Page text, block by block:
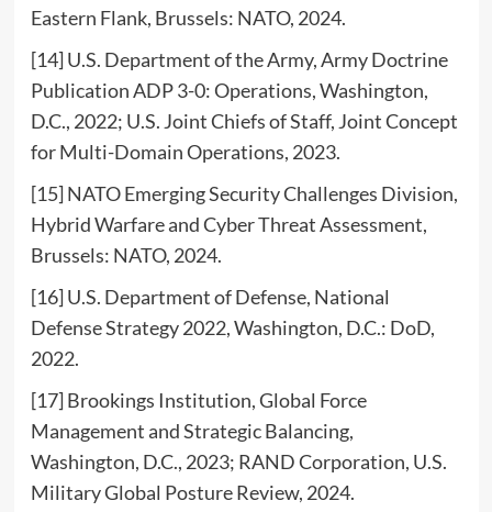
Eastern Flank, Brussels: NATO, 2024.
[14] U.S. Department of the Army, Army Doctrine
Publication ADP 3-0: Operations, Washington,
D.C., 2022; U.S. Joint Chiefs of Staff, Joint Concept
for Multi-Domain Operations, 2023.
[15] NATO Emerging Security Challenges Division,
Hybrid Warfare and Cyber Threat Assessment,
Brussels: NATO, 2024.
[16] U.S. Department of Defense, National
Defense Strategy 2022, Washington, D.C.: DoD,
2022.
[17] Brookings Institution, Global Force
Management and Strategic Balancing,
Washington, D.C., 2023; RAND Corporation, U.S.
Military Global Posture Review, 2024.